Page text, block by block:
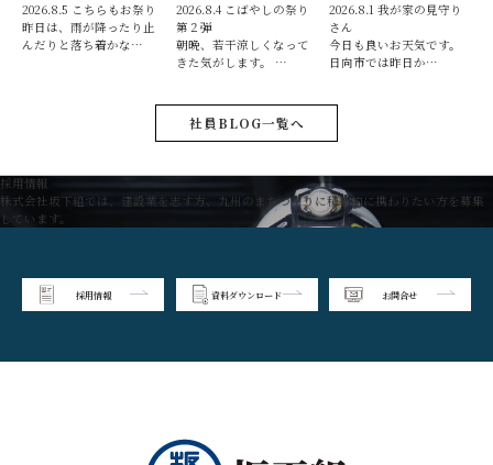
2026.8.5 こちらもお祭り
昨日は、雨が降ったり止
んだりと落ち着かな…
2026.8.4 こばやしの祭り
第２弾
朝晩、若干涼しくなって
きた気がします。 …
2026.8.1 我が家の見守り
さん
今日も良いお天気です。
日向市では昨日か…
社員BLOG一覧へ
採用情報
株式会社坂下組では、建設業を志す方、九州のまちづくりに積極的に携わりたい方を募集
しています。
採用情報 資料ダウンロード お問合せ